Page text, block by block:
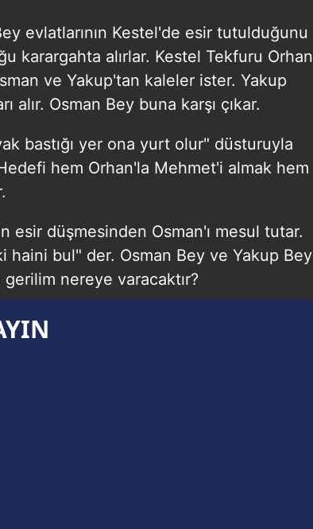
evlatlarının Kestel'de esir tutulduğunu
karargahta alırlar. Kestel Tekfuru Orhan
ve Yakup'tan kaleler ister. Yakup
alır. Osman Bey buna karşı çıkar.
bastığı yer ona yurt olur" düsturuyla
Hedefi hem Orhan'la Mehmet'i almak hem
esir düşmesinden Osman'ı mesul tutar.
haini bul" der. Osman Bey ve Yakup Bey
nereye varacaktır?